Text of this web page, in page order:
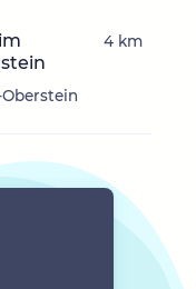
Oberstein
4 km